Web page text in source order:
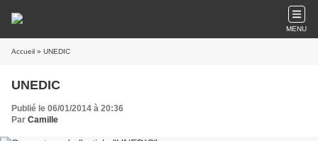
MENU
Accueil » UNEDIC
UNEDIC
Publié le 06/01/2014 à 20:36
Par Camille